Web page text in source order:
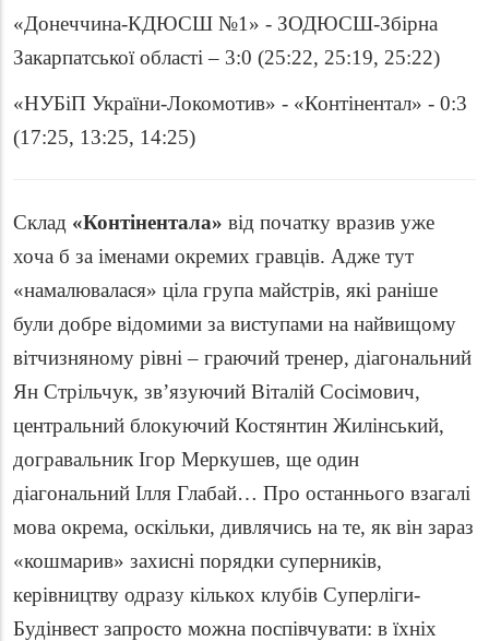
«Донеччина-КДЮСШ №1» - ЗОДЮСШ-Збірна
Закарпатської області – 3:0 (25:22, 25:19, 25:22)
«НУБіП України-Локомотив» - «Контінентал» - 0:3
(17:25, 13:25, 14:25)
Склад «Контінентала» від початку вразив уже
хоча б за іменами окремих гравців. Адже тут
«намалювалася» ціла група майстрів, які раніше
були добре відомими за виступами на найвищому
вітчизняному рівні – граючий тренер, діагональний
Ян Стрільчук, зв’язуючий Віталій Сосімович,
центральний блокуючий Костянтин Жилінський,
догравальник Ігор Меркушев, ще один
діагональний Ілля Глабай… Про останнього взагалі
мова окрема, оскільки, дивлячись на те, як він зараз
«кошмарив» захисні порядки суперників,
керівництву одразу кількох клубів Суперліги-
Будінвест запросто можна поспівчувати: в їхніх